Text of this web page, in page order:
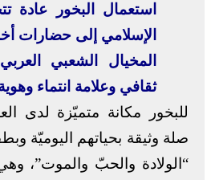
استعمال البخور عادة
الإسلامي إلى حضارات
المخيال الشعبي
ثقافي وعلامة انتماء
للبخور مكانة متميّزة لدى
صلة وثيقة بحياتهم اليوميّة
“الولادة والحبّ والموت”،